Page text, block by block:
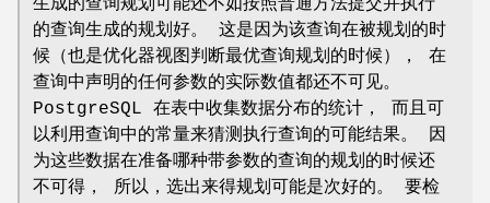
生成的查询规划可能还不如按照普通方法提交并执行
的查询生成的规划好。 这是因为该查询在被规划的时
候（也是优化器视图判断最优查询规划的时候）， 在
查询中声明的任何参数的实际数值都还不可见。
PostgreSQL 在表中收集数据分布的统计， 而且可
以利用查询中的常量来猜测执行查询的可能结果。 因
为这些数据在准备哪种带参数的查询的规划的时候还
不可得， 所以，选出来得规划可能是次好的。 要检